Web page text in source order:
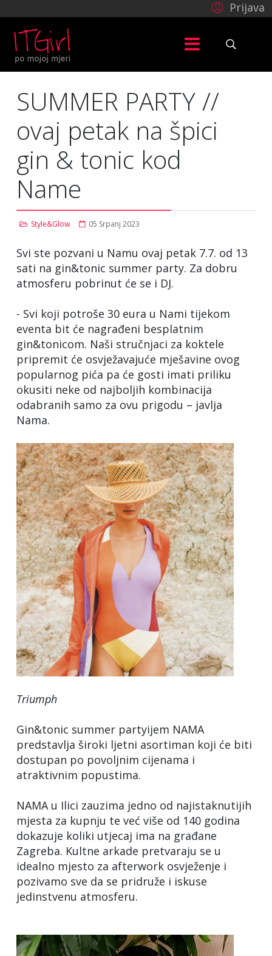
Prijava
SUMMER PARTY //
ovaj petak na špici
gin & tonic kod
Name
Style&Glow 05 Srpanj 2023
Svi ste pozvani u Namu ovaj petak 7.7. od 13
sati na gin&tonic summer party. Za dobru
atmosferu pobrinut će se i DJ.
- Svi koji potroše 30 eura u Nami tijekom
eventa bit će nagrađeni besplatnim
gin&tonicom. Naši stručnjaci za koktele
pripremit će osvježavajuće mješavine ovog
popularnog pića pa će gosti imati priliku
okusiti neke od najboljih kombinacija
odabranih samo za ovu prigodu – javlja
Nama.
Triumph
Gin&tonic summer partyijem NAMA
predstavlja široki ljetni asortiman koji će biti
dostupan po povoljnim cijenama i
atraktivnim popustima.
NAMA u Ilici zauzima jedno od najistaknutijih
mjesta za kupnju te već više od 140 godina
dokazuje koliki utjecaj ima na građane
Zagreba. Kultne arkade pretvaraju se u
idealno mjesto za afterwork osvježenje i
pozivamo sve da se pridruže i iskuse
jedinstvenu atmosferu.